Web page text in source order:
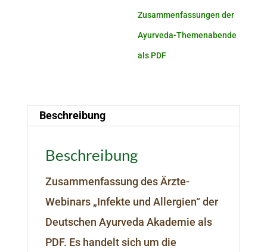
Zusammenfassungen der
Ayurveda-Themenabende
als PDF
Beschreibung
Beschreibung
Zusammenfassung des Ärzte-
Webinars „Infekte und Allergien“ der
Deutschen Ayurveda Akademie als
PDF. Es handelt sich um die